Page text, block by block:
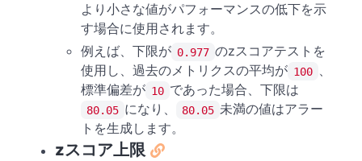
より小さな値がパフォーマンスの低下を示
す場合に使用されます。
例えば、下限が 0.977 のzスコアテストを
使用し、過去のメトリクスの平均が 100 、
標準偏差が 10 であった場合、下限は
80.05 になり、 80.05 未満の値はアラー
トを生成します。
zスコア上限